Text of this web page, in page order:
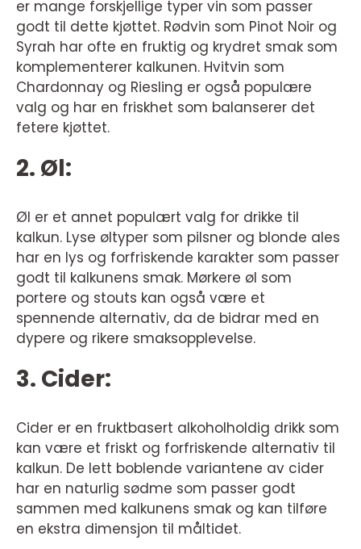
er mange forskjellige typer vin som passer
godt til dette kjøttet. Rødvin som Pinot Noir og
Syrah har ofte en fruktig og krydret smak som
komplementerer kalkunen. Hvitvin som
Chardonnay og Riesling er også populære
valg og har en friskhet som balanserer det
fetere kjøttet.
2. Øl:
Øl er et annet populært valg for drikke til
kalkun. Lyse øltyper som pilsner og blonde ales
har en lys og forfriskende karakter som passer
godt til kalkunens smak. Mørkere øl som
portere og stouts kan også være et
spennende alternativ, da de bidrar med en
dypere og rikere smaksopplevelse.
3. Cider:
Cider er en fruktbasert alkoholholdig drikk som
kan være et friskt og forfriskende alternativ til
kalkun. De lett boblende variantene av cider
har en naturlig sødme som passer godt
sammen med kalkunens smak og kan tilføre
en ekstra dimensjon til måltidet.